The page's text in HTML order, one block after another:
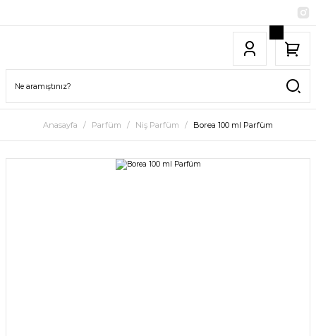
Anasayfa Parfüm Niş Parfüm Borea 100 ml Parfüm